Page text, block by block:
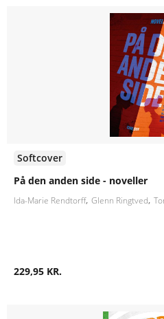
Softcover
På den anden side - noveller
Ida-Marie Rendtorff Glenn Ringtved
229,95 KR.